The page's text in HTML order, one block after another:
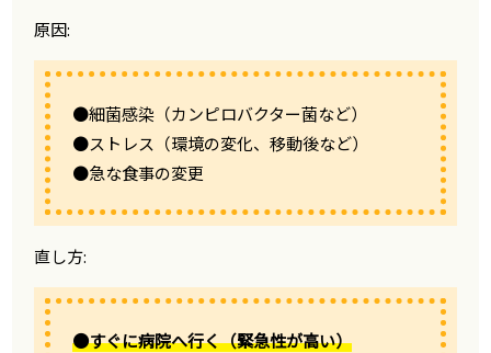
原因:
●細菌感染（カンピロバクター菌など）
●ストレス（環境の変化、移動後など）
●急な食事の変更
直し方:
●すぐに病院へ行く（緊急性が高い）